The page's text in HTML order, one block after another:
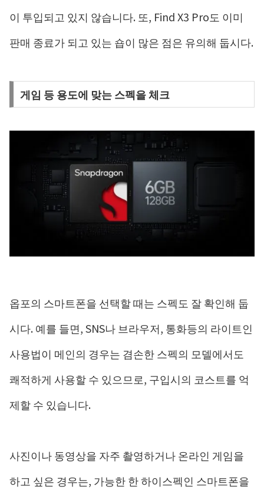
이 투입되고 있지 않습니다. 또, Find X3 Pro도 이미
판매 종료가 되고 있는 숍이 많은 점은 유의해 둡시다.
게임 등 용도에 맞는 스펙을 체크
옵포의 스마트폰을 선택할 때는 스펙도 잘 확인해 둡
시다. 예를 들면, SNS나 브라우저, 통화등의 라이트인
사용법이 메인의 경우는 겸손한 스펙의 모델에서도
쾌적하게 사용할 수 있으므로, 구입시의 코스트를 억
제할 수 있습니다.
사진이나 동영상을 자주 촬영하거나 온라인 게임을
하고 싶은 경우는, 가능한 한 하이스펙인 스마트폰을